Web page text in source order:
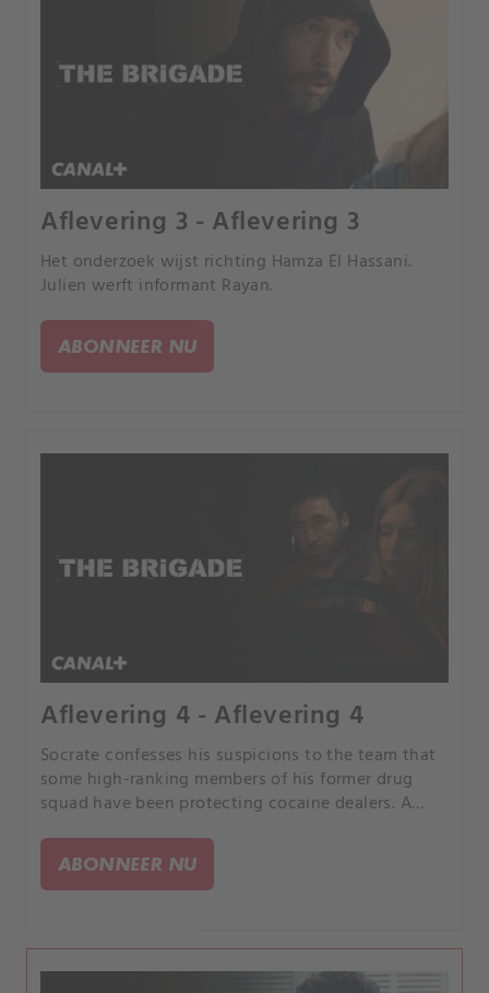
Aflevering 3 - Aflevering 3
Het onderzoek wijst richting Hamza El Hassani.
Julien werft informant Rayan.
ABONNEER NU
Aflevering 4 - Aflevering 4
Socrate confesses his suspicions to the team that
some high-ranking members of his former drug
squad have been protecting cocaine dealers. A
a further increase in tension between the Perez
Family and the El Hassani brothers.
ABONNEER NU